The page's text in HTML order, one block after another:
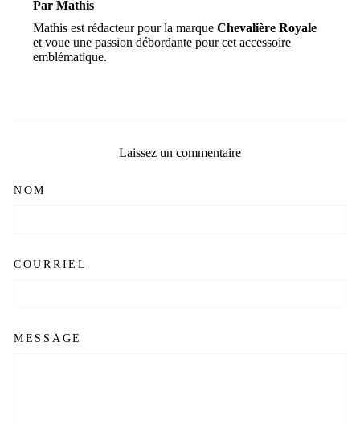
Par Mathis
Mathis est rédacteur pour la marque Chevalière Royale
et voue une passion débordante pour cet accessoire
emblématique.
Laissez un commentaire
NOM
COURRIEL
MESSAGE